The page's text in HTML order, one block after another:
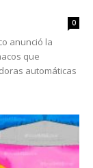
0
anunció la
que
automáticas